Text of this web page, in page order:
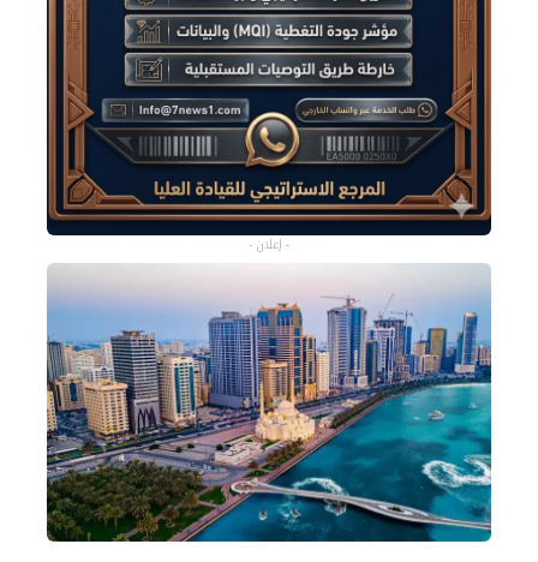
- إعلان -